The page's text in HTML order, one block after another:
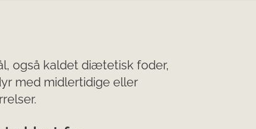
også kaldet diætetisk foder,
med midlertidige eller